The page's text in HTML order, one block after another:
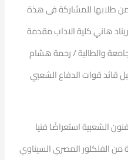
طلابها للمشاركة فى هذة
هاني كلية الاداب مقدمة
والطالبة / رحمة هشام
قائد قوات الدفاع الشعبي
الشعبية استعراضًا فنيا
من الفلكلور المصري السيناوي